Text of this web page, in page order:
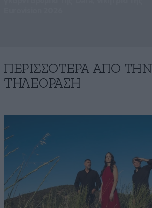
ΠΕΡΙΣΣΟΤΕΡΑ ΑΠΟ ΤΗΝ
ΤΗΛΕΟΡΑΣΗ